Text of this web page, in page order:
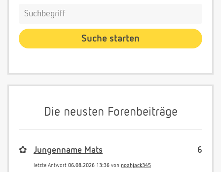
Die neusten Forenbeiträge
6
✿ Jungenname Mats
letzte Antwort 06.08.2026 13:36 von noahjack345